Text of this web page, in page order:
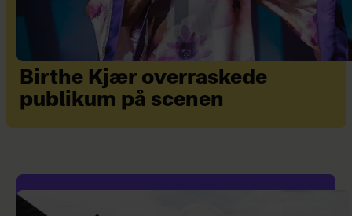
Birthe Kjær overraskede
publikum på scenen